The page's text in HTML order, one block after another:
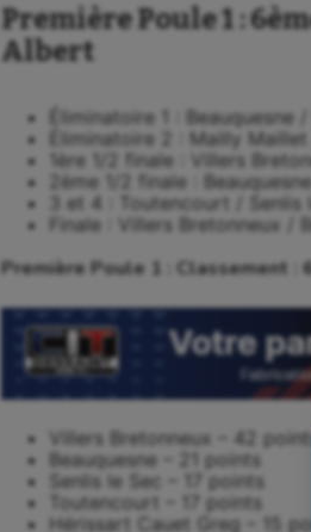
Balle à la main
Ballon au poing
Première Poule 1 :
Albert
Éliminatoire 1 : Beauquesne
Éliminatoire 2 : Mailly
1ère 1/2 finale : Villers
2ème 1/2 finale :
3 et 4 : Toutencourt / Senlis
Finale : Villers Bretonneux /
Première Poule 1 : Classement :
Villers Bretonneux – 42
Beauquesne – 21 points
Senlis le Sec – 17 points
Toutencourt – 17 points
Hérissart Cauet Greg – 15